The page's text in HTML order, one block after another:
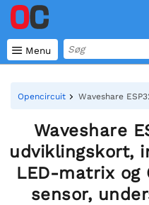
 Menu
Opencircuit Waveshare
Waveshare
udviklingskort,
LED-matrix og
sensor,